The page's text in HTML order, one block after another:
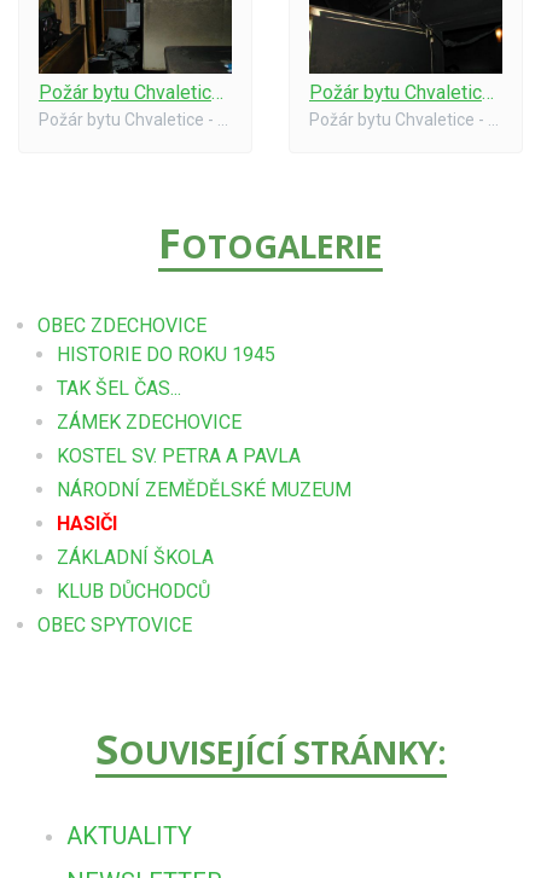
Požár bytu Chvaletice - 31.1.07 #08 Požár bytu Chvaletice - 31.1.07 #10
FOTOGALERIE
OBEC ZDECHOVICE
HISTORIE DO ROKU 1945
TAK ŠEL ČAS...
ZÁMEK ZDECHOVICE
KOSTEL SV. PETRA A PAVLA
NÁRODNÍ ZEMĚDĚLSKÉ MUZEUM
HASIČI
ZÁKLADNÍ ŠKOLA
KLUB DŮCHODCŮ
OBEC SPYTOVICE
SOUVISEJÍCÍ STRÁNKY:
AKTUALITY